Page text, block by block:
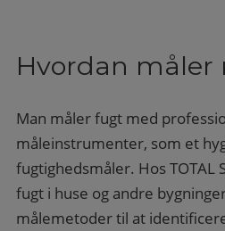
Hvordan måler
Man måler fugt med
måleinstrumenter, som et
fugtighedsmåler. Hos TOTAL
fugt i huse og andre
målemetoder til at